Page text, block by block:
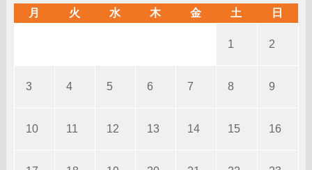
月
火 水 木 金 土 日
1 2
3 4 5 6 7 8 9
10 11 12 13 14 15 16